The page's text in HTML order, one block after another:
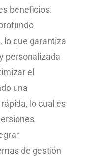
beneficios.
lo que garantiza
personalizada
el
una
lo cual es
de gestión